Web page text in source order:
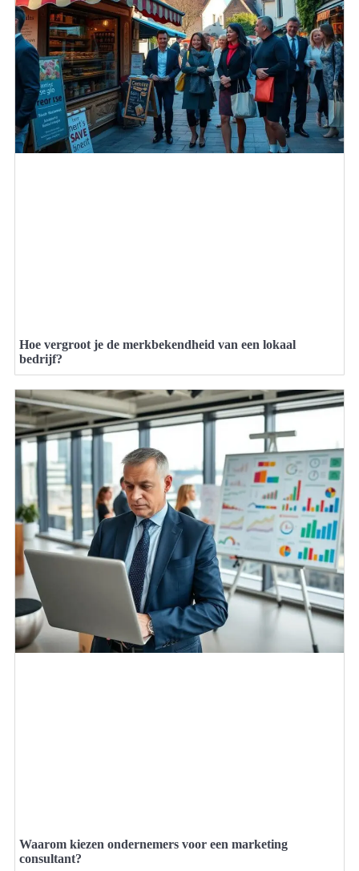
Hoe vergroot je de merkbekendheid van een lokaal
bedrijf?
Waarom kiezen ondernemers voor een marketing
consultant?